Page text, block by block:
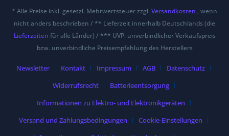
* Alle Preise inkl. gesetzl. Mehrwertsteuer zzgl. Versandkosten , wenn
nicht anders beschrieben / ** Lieferzeit innerhalb Deutschlands (die
Lieferzeiten für alle Länder) / *** UVP: unverbindlicher Verkaufspreis
bzw. unverbindliche Preisempfehlung des Herstellers
Newsletter Kontakt Impressum AGB
Datenschutz
Widerrufsrecht
Batterieentsorgung
Informationen zu Elektro- und Elektronikgeräten
Versand und Zahlungsbedingungen
Cookie-Einstellungen